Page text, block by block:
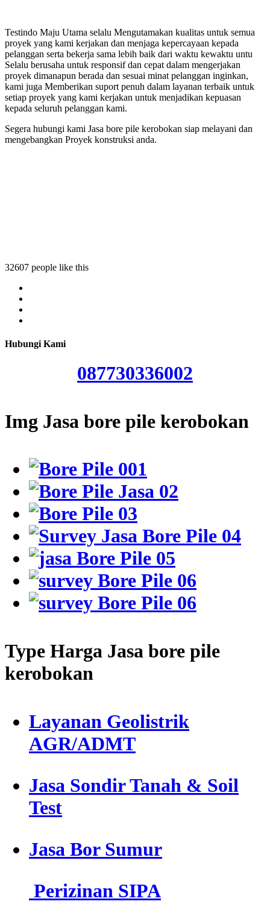
Testindo Maju Utama selalu Mengutamakan kualitas untuk semua
proyek yang kami kerjakan dan menjaga kepercayaan kepada
pelanggan serta bekerja sama lebih baik dari waktu kewaktu untu
Selalu berusaha untuk responsif dan cepat dalam mengerjakan
proyek dimanapun berada dan sesuai minat pelanggan inginkan,
kami juga Memberikan suport penuh dalam layanan terbaik untuk
setiap proyek yang kami kerjakan untuk menjadikan kepuasan
kepada seluruh pelanggan kami.
Segera hubungi kami Jasa bore pile kerobokan siap melayani dan
mengebangkan Proyek konstruksi anda.
32607 people like this
Hubungi Kami
087730336002
Img Jasa bore pile kerobokan
Type Harga Jasa bore pile
kerobokan
Layanan Geolistrik
AGR/ADMT
Jasa Sondir Tanah & Soil
Test
Jasa Bor Sumur
Perizinan SIPA